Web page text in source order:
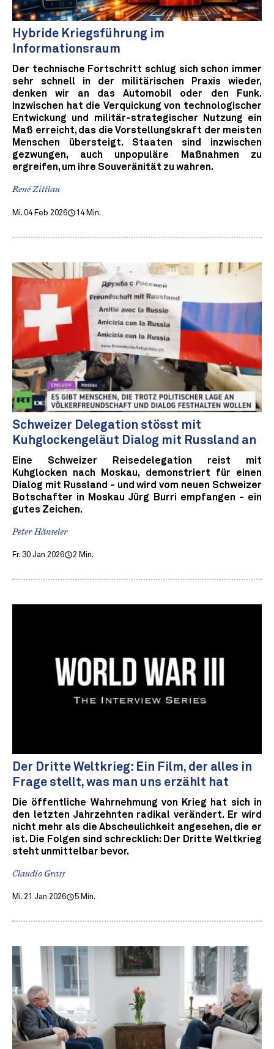
Hybride Kriegsführung im
Informationsraum
Der technische Fortschritt schlug sich schon immer
sehr schnell in der militärischen Praxis wieder,
denken wir an das Automobil oder den Funk.
Inzwischen hat die Verquickung von technologischer
Entwickung und militär-strategischer Nutzung ein
Maß erreicht, das die Vorstellungskraft der meisten
Menschen übersteigt. Staaten sind inzwischen
gezwungen, auch unpopuläre Maßnahmen zu
ergreifen, um ihre Souveränität zu wahren.
René Zittlau
Mi. 04 Feb 2026 14 Min.
Schweizer Delegation stösst mit
Kuhglockengeläut Dialog mit Russland an
Eine Schweizer Reisedelegation reist mit
Kuhglocken nach Moskau, demonstriert für einen
Dialog mit Russland - und wird vom neuen Schweizer
Botschafter in Moskau Jürg Burri empfangen - ein
gutes Zeichen.
Peter Hänseler
Fr. 30 Jan 2026 2 Min.
Der Dritte Weltkrieg: Ein Film, der alles in
Frage stellt, was man uns erzählt hat
Die öffentliche Wahrnehmung von Krieg hat sich in
den letzten Jahrzehnten radikal verändert. Er wird
nicht mehr als die Abscheulichkeit angesehen, die er
ist. Die Folgen sind schrecklich: Der Dritte Weltkrieg
steht unmittelbar bevor.
Claudio Grass
Mi. 21 Jan 2026 5 Min.